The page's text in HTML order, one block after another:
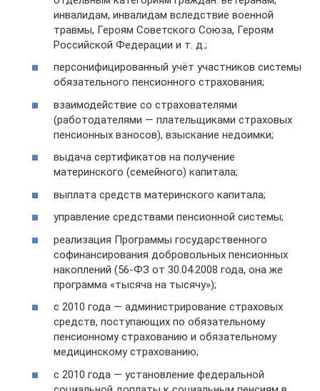
инвалидам, инвалидам вследствие военной
травмы, Героям Советского Союза, Героям
Российской Федерации и т. д.;
персонифицированный учёт участников системы
обязательного пенсионного страхования;
взаимодействие со страхователями
(работодателями — плательщиками страховых
пенсионных взносов), взыскание недоимки;
выдача сертификатов на получение
материнского (семейного) капитала;
выплата средств материнского капитала;
управление средствами пенсионной системы;
реализация Программы государственного
софинансирования добровольных пенсионных
накоплений (56-ФЗ от 30.04.2008 года, она же
программа «тысяча на тысячу»);
с 2010 года — администрирование страховых
средств, поступающих по обязательному
пенсионному страхованию и обязательному
медицинскому страхованию;
с 2010 года — установление федеральной